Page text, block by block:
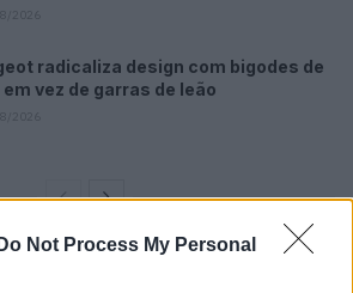
Do Not Process My Personal
radicaliza design com bigodes de
vez de garras de leão
os nossos fotógrafos espiões